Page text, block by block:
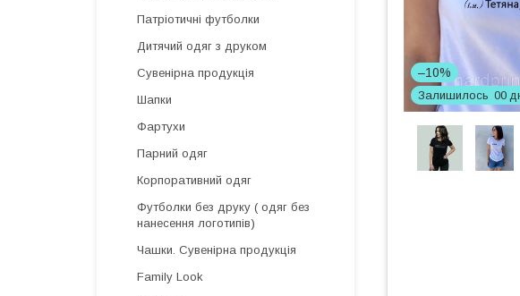
–10%
Залишилось 00
Патріотичні футболки
Дитячий одяг з друком
Сувенірна продукція
Шапки
Фартухи
Парний одяг
Корпоративний одяг
Футболки без друку ( одяг без
нанесення логотипів)
Чашки. Сувенірна продукція
Family Look